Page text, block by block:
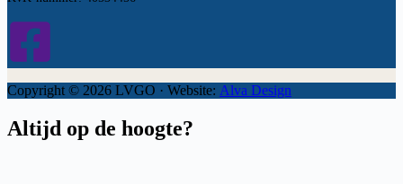
Copyright © 2026 LVGO · Website: Alva Design
Altijd op de hoogte?